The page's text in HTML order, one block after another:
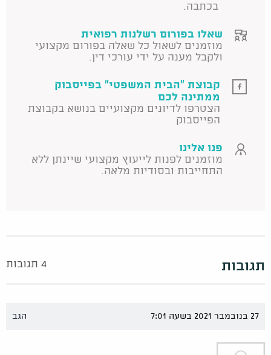
בכתבה.
שאלו בפורום רשלנות רפואית
מוזמנים לשאול כל שאלה בפורום מקצועי
ולקבל מענה על ידי עורכי דין.
קבוצת "הבית המשפטי" בפייסבוק
ממתינה לכם
הצטרפו לדיונים מקצועיים בנושא בקבוצת
הפייסבוק
פנו אלינו
מוזמנים לפנות לייעוץ מקצועי שיינתן ללא
התחייבות ובסודיות מלאה.
תגובות 4 תגובות
27 בנובמבר 2021 בשעה 7:01 הגב